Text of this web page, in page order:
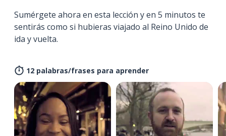
Sumérgete ahora en esta lección y en 5 minutos te
sentirás como si hubieras viajado al Reino Unido de
ida y vuelta.
12 palabras/frases para aprender